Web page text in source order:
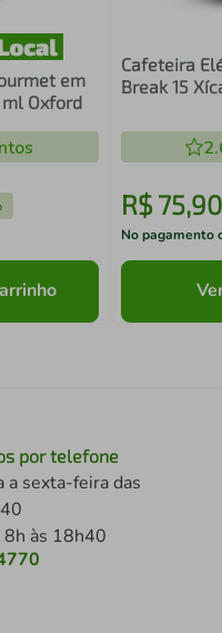
em
Oxford
Cafeteira
Break 15
Corta-Pingo
R$ 75,90
No pagamento
por telefone
a sexta-feira das
8h às 18h40